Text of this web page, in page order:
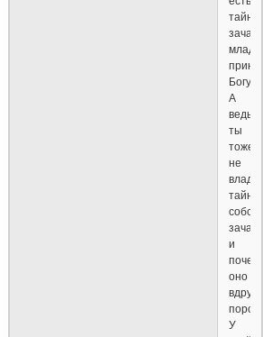
тайна
Богу.
А
ведь
ты
тоже
не
и
оно
вдруг
У